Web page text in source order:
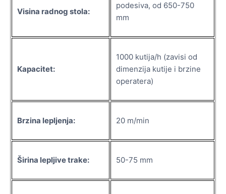
Visina radnog stola:
podesiva, od 650-750
mm
Kapacitet:
1000 kutija/h (zavisi od
dimenzija kutije i brzine
operatera)
Brzina lepljenja: 20 m/min
Širina lepljive trake: 50-75 mm